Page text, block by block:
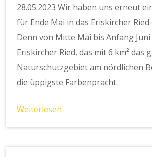
28.05.2023 Wir haben uns erneut
für Ende Mai in das Eriskircher
Denn von Mitte Mai bis Anfang
Eriskircher Ried, das mit 6 km² das
Naturschutzgebiet am nördlichen
die üppigste Farbenpracht.
Weiterlesen